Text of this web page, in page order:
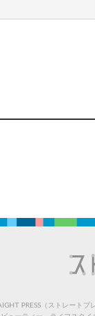
PRESS（ストレート